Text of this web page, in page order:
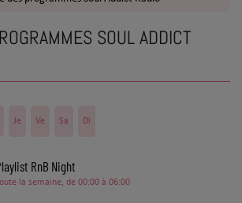
SOUL ADDICT
Je Ve Sa Di
RnB Night
la semaine, de 00:00 à 06:00